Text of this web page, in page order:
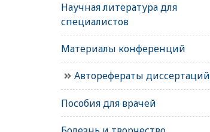
Научная литература для
специалистов
Материалы конференций
Авторефераты диссертаций
Пособия для врачей